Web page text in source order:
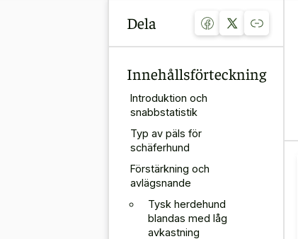
Dela
Innehållsförteckning
Introduktion och
snabbstatistik
Typ av päls för
schäferhund
Förstärkning och
avlägsnande
Tysk herdehund
blandas med låg
avkastning